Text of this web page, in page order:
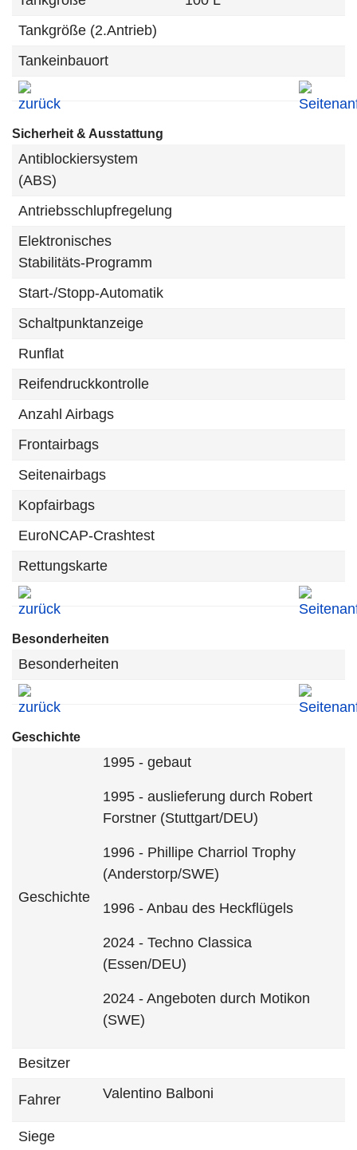
Tankgröße (2.Antrieb)
Tankeinbauort
Sicherheit & Ausstattung
Antiblockiersystem
(ABS)
Antriebsschlupfregelung
Elektronisches
Stabilitäts-Programm
Start-/Stopp-Automatik
Schaltpunktanzeige
Runflat
Reifendruckkontrolle
Anzahl Airbags
Frontairbags
Seitenairbags
Kopfairbags
EuroNCAP-Crashtest
Rettungskarte
Besonderheiten
Besonderheiten
Geschichte
Geschichte
1995 - gebaut
1995 - auslieferung durch Robert
Forstner (Stuttgart/DEU)
1996 - Phillipe Charriol Trophy
(Anderstorp/SWE)
1996 - Anbau des Heckflügels
2024 - Techno Classica
(Essen/DEU)
2024 - Angeboten durch Motikon
(SWE)
Besitzer
Fahrer Valentino Balboni
Siege